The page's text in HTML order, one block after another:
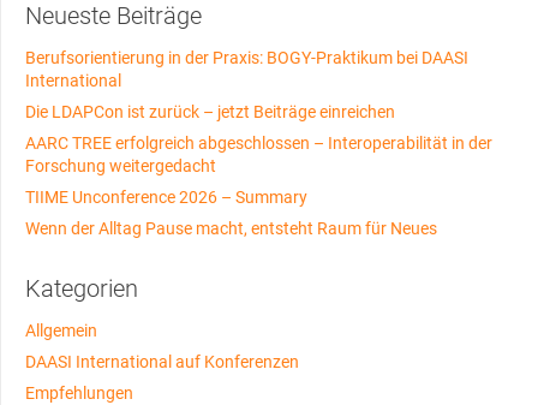
Neueste Beiträge
Berufsorientierung in der Praxis: BOGY-Praktikum bei DAASI
International
Die LDAPCon ist zurück – jetzt Beiträge einreichen
AARC TREE erfolgreich abgeschlossen – Interoperabilität in der
Forschung weitergedacht
TIIME Unconference 2026 – Summary
Wenn der Alltag Pause macht, entsteht Raum für Neues
Kategorien
Allgemein
DAASI International auf Konferenzen
Empfehlungen